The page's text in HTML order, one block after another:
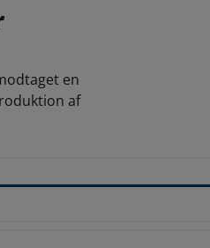
en
af